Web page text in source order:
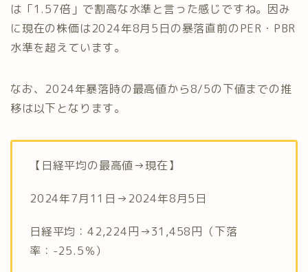
は「1.57倍」で割高な水準と言った感じですね。因み
に現在の株価は2024年8月5日の暴落直前のPER・PBR
水準を超えています。
なお、2024年暴落時の最高値から8/5の下値までの推
移は以下となります。
【日経平均の最高値→現在】
2024年7月11日→2024年8月5日
日経平均：42,224円→31,458円（下落
率：-25.5％）